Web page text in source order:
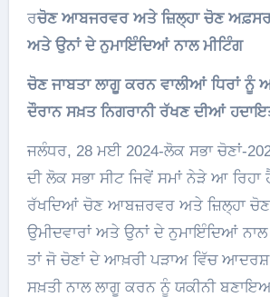
ਰਚੋਣ ਆਬਜਰਵਰ ਅਤੇ ਜ਼ਿਲ੍ਹਾ ਚੋਣ ਅਫ਼ਸਰ
ਅਤੇ ਉਨਾਂ ਦੇ ਨੁਮਾਇੰਦਿਆਂ ਨਾਲ ਮੀਟਿੰਗ
ਚੋਣ ਜਾਬਤਾ ਲਾਗੂ ਕਰਨ ਵਾਲੀਆਂ ਧਿਰਾਂ ਨੂੰ
ਦੌਰਾਨ ਸਖ਼ਤ ਨਿਗਰਾਨੀ ਰੱਖਣ ਦੀਆਂ
ਜਲੰਧਰ, 28 ਮਈ 2024-ਲੋਕ ਸਭਾ ਚੋਣਾਂ-
ਦੀ ਲੋਕ ਸਭਾ ਸੀਟ ਜਿਵੇਂ ਸਮਾਂ ਨੇੜੇ ਆ
ਰੱਖਦਿਆਂ ਚੋਣ ਆਬਜ਼ਰਵਰ ਅਤੇ ਜ਼ਿਲ੍ਹਾ
ਉਮੀਦਵਾਰਾਂ ਅਤੇ ਉਨਾਂ ਦੇ ਨੁਮਾਇੰਦਿਆਂ ਨਾਲ
ਤਾਂ ਜੋ ਚੋਣਾਂ ਦੇ ਆਖ਼ਰੀ ਪੜਾਅ ਵਿੱਚ
ਸਖ਼ਤੀ ਨਾਲ ਲਾਗੂ ਕਰਨ ਨੂੰ ਯਕੀਨੀ